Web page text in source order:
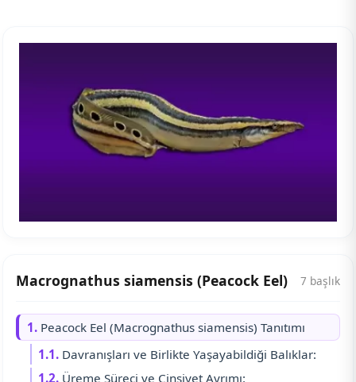
Macrognathus siamensis (Peacock Eel) 7 başlık
1. Peacock Eel (Macrognathus siamensis) Tanıtımı
1.1. Davranışları ve Birlikte Yaşayabildiği Balıklar:
1.2. Üreme Süreci ve Cinsiyet Ayrımı: